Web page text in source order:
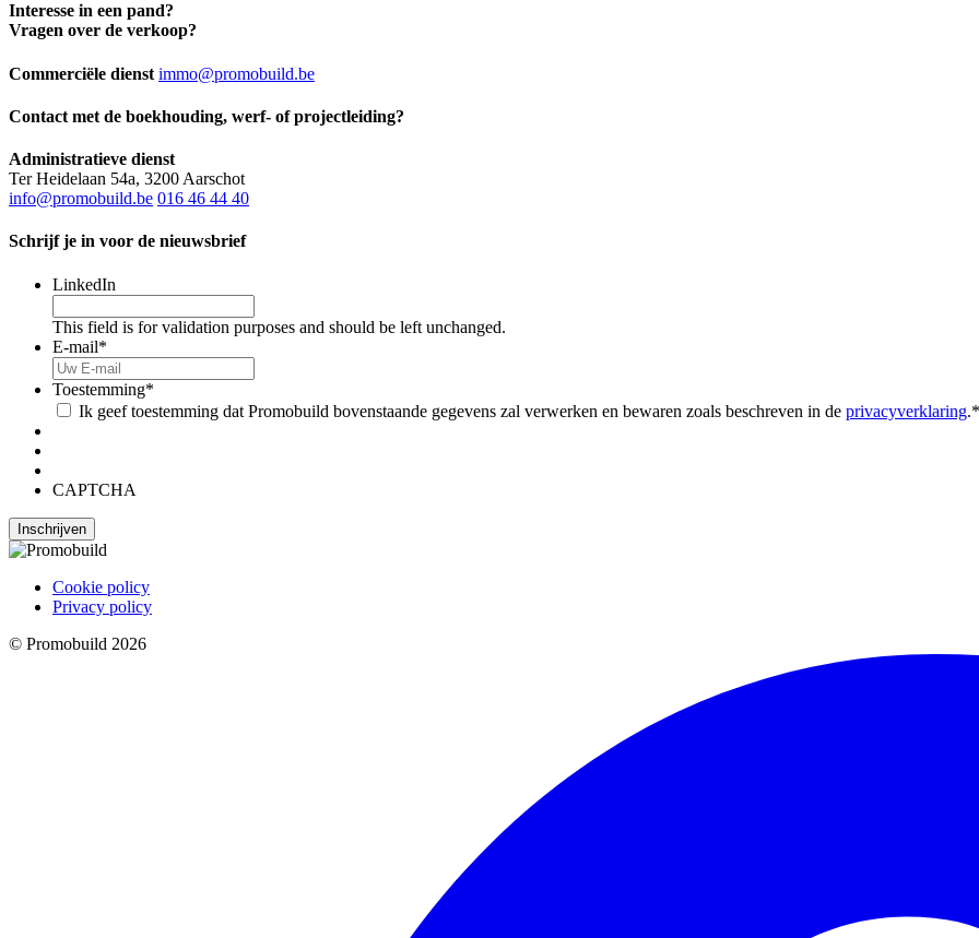
Interesse in een pand?
Vragen over de verkoop?
Commerciële dienst immo@promobuild.be
Contact met de boekhouding, werf- of projectleiding?
Administratieve dienst
Ter Heidelaan 54a, 3200 Aarschot
info@promobuild.be 016 46 44 40
Schrijf je in voor de nieuwsbrief
LinkedIn
This field is for validation purposes and should be left unchanged.
E-mail*
Toestemming*
Ik geef toestemming dat Promobuild bovenstaande gegevens zal verwerken en bewaren zoals beschreven in de privacyverklaring.*
CAPTCHA
Inschrijven
Cookie policy
Privacy policy
© Promobuild 2026